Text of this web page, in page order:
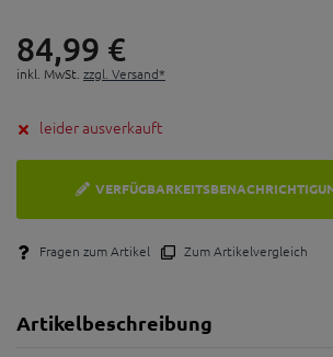
84,99 €
inkl. MwSt. zzgl. Versand*
leider ausverkauft
Fragen zum Artikel Zum Artikelvergleich
Artikelbeschreibung